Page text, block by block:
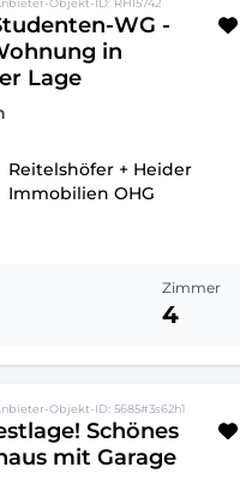
Objekt-ID: RHI5742
WG -
in
Lage
Reitelshöfer + Heider
Immobilien OHG
Zimmer
4
Objekt-ID: 5685#3s62h1
Schönes
mit Garage